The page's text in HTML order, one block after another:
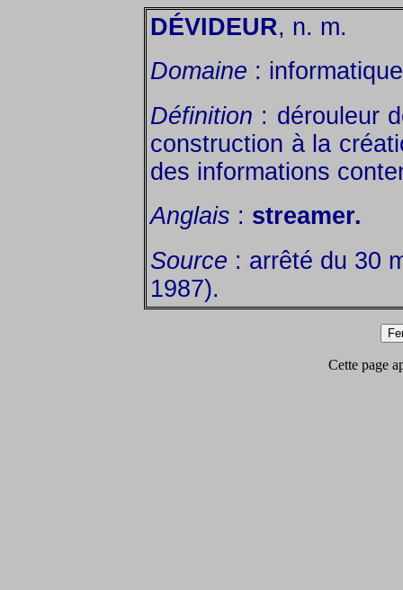
DÉVIDEUR, n. m.
Domaine :
Définition : dérouleur
construction à la
des informations
Anglais : streamer.
Source : arrêté du 30
1987).
Cette page